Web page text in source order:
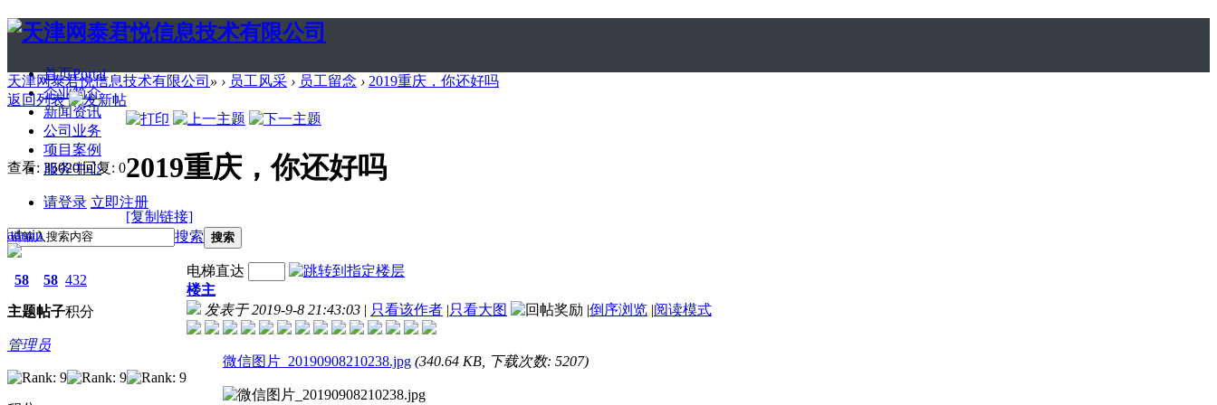
首页Portal
企业简介
新闻资讯
公司业务
项目案例
服务中心
请登录 立即注册
搜索 搜索
天津网泰君悦信息技术有限公司 » › 员工风采 › 员工留念 › 2019重庆，你还好吗
返回列表
查看: 35020|回复: 02019重庆，你还好吗
[复制链接]
admin
58
主题
58
帖子
432
积分
管理员
电梯直达
楼主
发表于 2019-9-8 21:43:03 | 只看该作者 |只看大图 |倒序浏览 |阅读模式
微信图片_20190908210238.jpg (340.64 KB, 下载次数: 5207)